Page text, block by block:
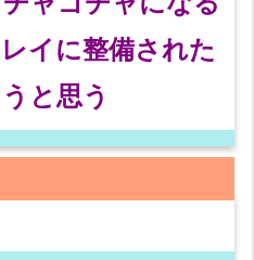
イに整備された
と思う